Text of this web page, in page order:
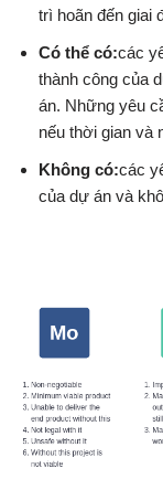
trì hoãn đến giai
Có thể có:các
thành công của
án. Những yêu
nếu thời gian và
Không có:các
của dự án và